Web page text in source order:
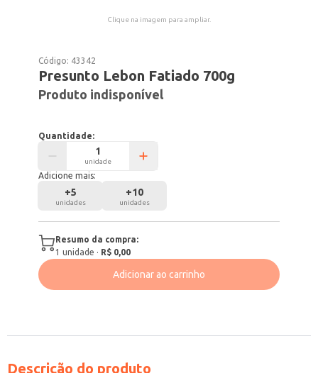
Clique na imagem para ampliar.
Código: 43342
Presunto Lebon Fatiado 700g
Produto indisponível
Quantidade:
unidade
Adicione mais:
+5
unidades
+10
unidades
Resumo da compra:
1 unidade · R$ 0,00
Adicionar ao carrinho
Descrição do produto